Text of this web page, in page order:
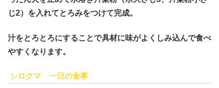
じ2）を入れてとろみをつけて完成。
汁をとろとろにすることで具材に味がよくしみ込んで食べ
やすくなります。
シロクマ 一日の食事